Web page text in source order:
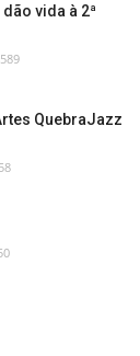
vida à 2ª
QuebraJazz